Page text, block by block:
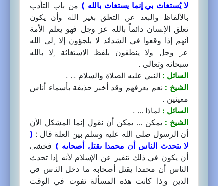
لا يُستغاث بي إنما يستغاث بالله ) من باب التأدب
بالألفاظ والبعد عن التعلق بغير الله وأن يكون
تعلق الإنسان دائماً بالله عز وجل فهو يعلم الأمة
أنهم إذا وقعوا في الشدائد لا يلجؤون إلا إلى الله
عز وجل ولا ينطقون بلفظ الاستغاثة إلا بالله
سبحانه وتعالى .
السائل : النبي عليه الصلاة والسلام ... .
الشيخ : نعم يعرفهم وقد أخبر حذيفة بأسماء أناس
معينين .
السائل : لماذا ... .
الشيخ : يمكن ... يمكن أن نقول إنما المشكل الآن
أن الرسول صلى الله عليه وسلم بين العلة قال : (
لا يتحدث الناس أن محمدا يقتل أصحابه ) فخشي
أن يكون في ذلك تنفير عن الإسلام لأنه إذا تحدث
الناس أن محمدا يقتل أصحابه ما دخل الناس في
الدين وإذا كانت هذه المسألة تفوت في الوقت